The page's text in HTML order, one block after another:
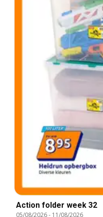
Action folder week 32
05/08/2026- 11/08/2026